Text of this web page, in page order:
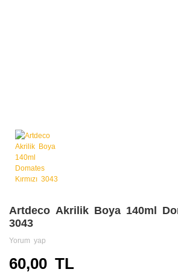
Artdeco Akrilik Boya 140ml
3043
Yorum yap
60,00 TL